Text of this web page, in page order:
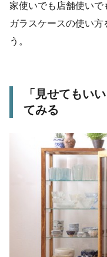
家使いでも店舗使いで
ガラスケースの使い方
う。
「見せてもい
てみる